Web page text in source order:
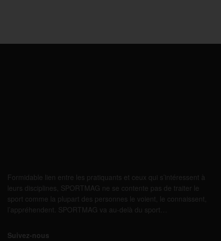
Formidable lien entre les pratiquants et ceux qui s’intéressent à
leurs disciplines, SPORTMAG ne se contente pas de traiter le
sport comme la plupart des personnes le voient, le connaissent,
l’appréhendent. SPORTMAG va au-delà du sport…
Suivez-nous